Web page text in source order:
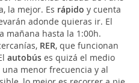
la mejor. Es rápido y cuenta
adonde quieras ir. El
mañana hasta la 1:00h.
RER, que funcionan
autobúses quizá el medio
menor frecuencia y al